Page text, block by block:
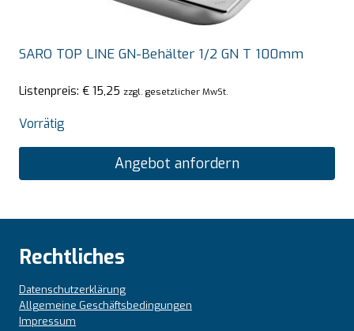
SARO TOP LINE GN-Behälter 1/2 GN T 100mm
Listenpreis: € 15,25 zzgl. gesetzlicher MwSt.
Vorrätig
Angebot anfordern
Rechtliches
Datenschutzerklärung
Allgemeine Geschäftsbedingungen
Impressum